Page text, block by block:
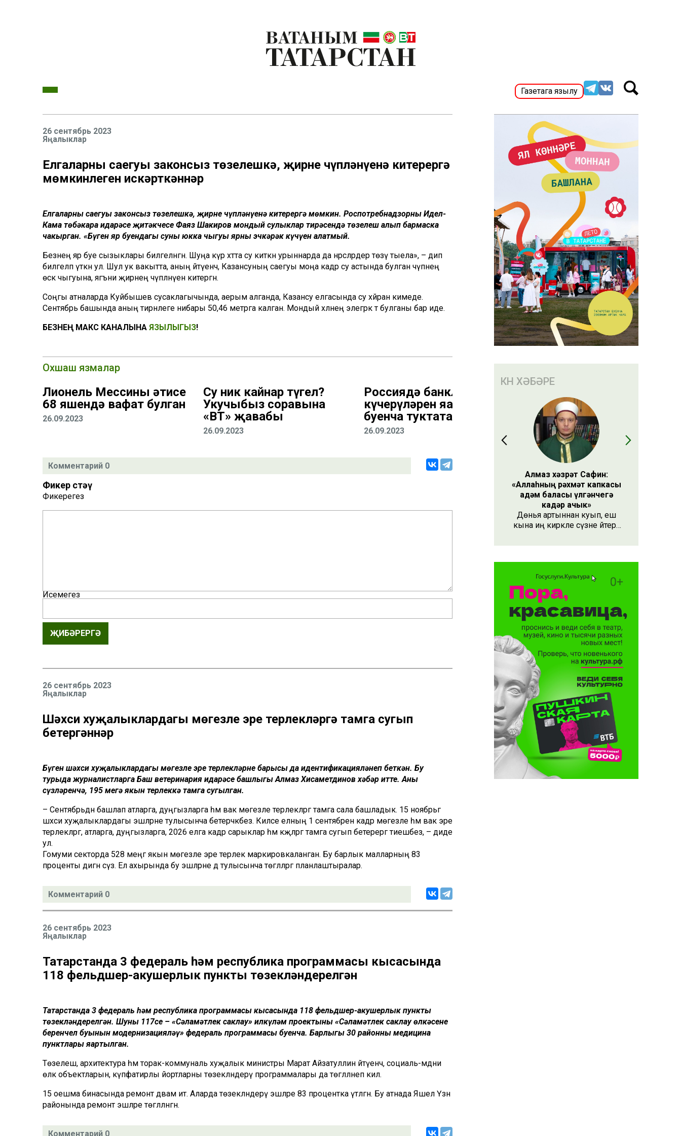
Газетага язылу
26 сентябрь 2023
Яңалыклар
Елгаларның саегуы законсыз төзелешкә, җирнең чүпләнүенә китерергә
мөмкинлеген искәрткәннәр
Елгаларның саегуы законсыз төзелешкә, җирнең чүпләнүенә китерергә мөмкин. Роспотребнадзорның Идел-
Кама төбәкара идарәсе җитәкчесе Фаяз Шакиров мондый сулыклар тирәсендә төзелеш алып бармаска
чакырган. «Бүген яр буендагы суның юкка чыгуы ярның эчкәрәк күчүен аңлатмый.
Безнең яр буе сызыклары билгеләнгән. Шуңа күрә хәтта су киткән урыннарда да нәрсәләрдер төзү тыела», – дип
билгеләп үткән ул. Шул ук вакытта, аның әйтүенчә, Казансуның саегуы моңа кадәр су астында булган чүпнең
өскә чыгуына, ягъни җирнең чүпләнүенә китергән.
Cоңгы атналарда Куйбышев сусаклагычында, аерым алганда, Казансу елгасында су хәйран кимеде.
Сентябрь башында аның тирәнлеге нибары 50,46 метрга калган. Мондый хәлнең элегрәк тә булганы бар иде.
БЕЗНЕҢ МАКС КАНАЛЫНА ЯЗЫЛЫГЫЗ!
Охшаш язмалар
Лионель Мессиның әтисе
68 яшендә вафат булган
26.09.2023
Су ник кайнар түгел?
Укучыбыз соравына
«ВТ» җавабы
26.09.2023
Россиядә банклар акча
күчерүләрен яңа сәбәп
буенча туктата алачак
26.09.2023
Комментарий 0
Фикер өстәү
Фикерегез
Исемегез
ҖИБӘРЕРГӘ
26 сентябрь 2023
Яңалыклар
Шәхси хуҗалыклардагы мөгезле эре терлекләргә тамга сугып
бетергәннәр
Бүген шәхси хуҗалыклардагы мөгезле эре терлекләрнең барысы да идентификацияләнеп беткән. Бу
турыда журналистларга Баш ветеринария идарәсе башлыгы Алмаз Хисаметдинов хәбәр итте. Аның
сүзләренчә, 195 меңгә якын терлеккә тамга сугылган.
– Сентябрьдән башлап атларга, дуңгызларга һәм вак мөгезле терлекләргә тамга сала башладык. 15 ноябрьгә
шәхси хуҗалыклардагы эшләрне тулысынча бетерәчәкбез. Киләсе елның 1 сентябренә кадәр мөгезле һәм вак эре
терлекләргә, атларга, дуңгызларга, 2026 елга кадәр сарыклар һәм кәҗәләргә тамга сугып бетерергә тиешбез, – диде
ул.
Гомуми секторда 528 меңгә якын мөгезле эре терлек маркировкаланган. Бу барлык малларның 83
проценты дигән сүз. Ел ахырында бу эшләрне дә тулысынча төгәлләргә планлаштыралар.
Комментарий 0
26 сентябрь 2023
Яңалыклар
Татарстанда 3 федераль һәм республика программасы кысасында
118 фельдшер-акушерлык пункты төзекләндерелгән
Татарстанда 3 федераль һәм республика программасы кысасында 118 фельдшер-акушерлык пункты
төзекләндерелгән. Шуның 117се – «Сәламәтлек саклау» илкүләм проектының «Сәламәтлек саклау өлкәсенең
беренчел буынын модернизацияләү» федераль программасы буенча. Барлыгы 30 районның медицина
пунктлары яңартылган.
Төзелеш, архитектура һәм торак-коммуналь хуҗалык министры Марат Айзатуллин әйтүенчә, социаль-мәдәни
өлкә объектларын, күпфатирлы йортларны төзекләндерү программалары да төгәлләнеп килә.
15 оешма бинасында ремонт дәвам итә. Аларда төзекләндерү эшләре 83 процентка үтәлгән. Бу атнада Яшел Үзән
районында ремонт эшләре төгәлләнгән.
Комментарий 0
КӨН ХӘБӘРЕ
Алмаз хәзрәт Сафин:
«Аллаһның рәхмәт капкасы
адәм баласы үлгәнчегә
кадәр ачык»
Дөнья артыннан куып, еш
кына иң кирәкле сүзне әйтергә
Әлеге сүзне күршең яки
кеше бөтен яшәеше, барлыгы